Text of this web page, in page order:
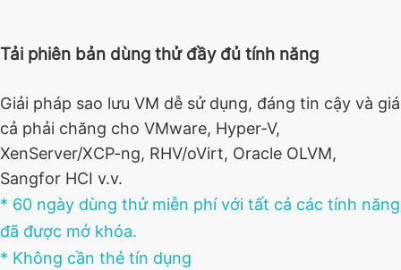
Tải phiên bản dùng thử đầy đủ tính năng
Giải pháp sao lưu VM dễ sử dụng, đáng tin cậy và giá
cả phải chăng cho VMware, Hyper-V,
XenServer/XCP-ng, RHV/oVirt, Oracle OLVM,
Sangfor HCI v.v.
* 60 ngày dùng thử miễn phí với tất cả các tính năng
đã được mở khóa.
* Không cần thẻ tín dụng